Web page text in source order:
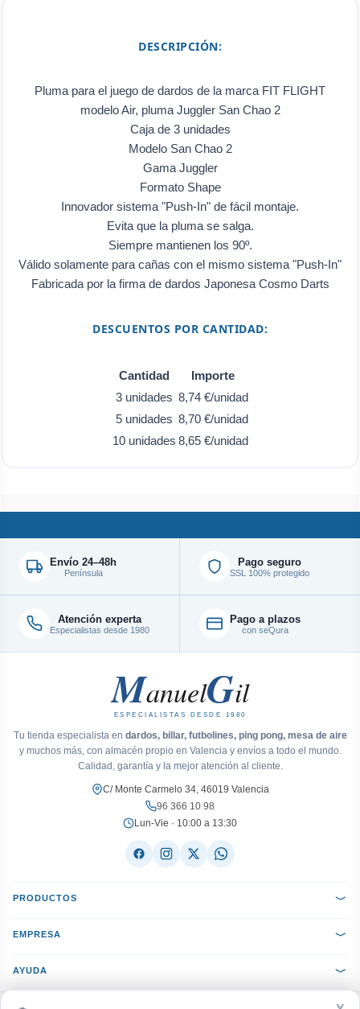
DESCRIPCIÓN:
Pluma para el juego de dardos de la marca FIT FLIGHT
modelo Air, pluma Juggler San Chao 2
Caja de 3 unidades
Modelo San Chao 2
Gama Juggler
Formato Shape
Innovador sistema "Push-In" de fácil montaje.
Evita que la pluma se salga.
Siempre mantienen los 90º.
Válido solamente para cañas con el mismo sistema "Push-In"
Fabricada por la firma de dardos Japonesa Cosmo Darts
DESCUENTOS POR CANTIDAD:
Cantidad
Importe
3 unidades 8,74 €/unidad
5 unidades 8,70 €/unidad
10 unidades 8,65 €/unidad
Envío 24–48h
Península
Pago seguro
SSL 100% protegido
Atención experta
Especialistas desde 1980
Pago a plazos
con seQura
ManuelGil
ESPECIALISTAS DESDE 1980
Tu tienda especialista en dardos, billar, futbolines, ping pong, mesa de aire
y muchos más, con almacén propio en Valencia y envíos a todo el mundo.
Calidad, garantía y la mejor atención al cliente.
C/ Monte Carmelo 34, 46019 Valencia
96 366 10 98
Lun-Vie · 10:00 a 13:30
PRODUCTOS
EMPRESA
AYUDA